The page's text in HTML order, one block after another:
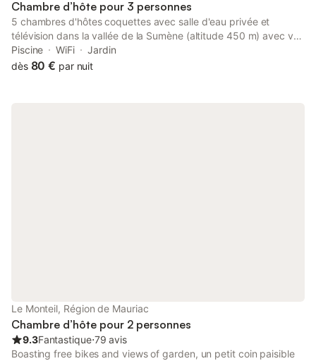
Chambre d’hôte pour 3 personnes
5 chambres d'hôtes coquettes avec salle d'eau privée et
télévision dans la vallée de la Sumène (altitude 450 m) avec vue
sur le Sancy. Piscine couverte et terrasse ombragée, cheminée,
salle commune avec billard. Jeux pour enfants, piste cyclable et
Piscine WiFi
Jardin
dès 80 € par nuit
Le Monteil, Région de Mauriac
Chambre d’hôte pour 2 personnes
9.3Fantastique⋅79 avis
Boasting free bikes and views of garden, un petit coin paisible